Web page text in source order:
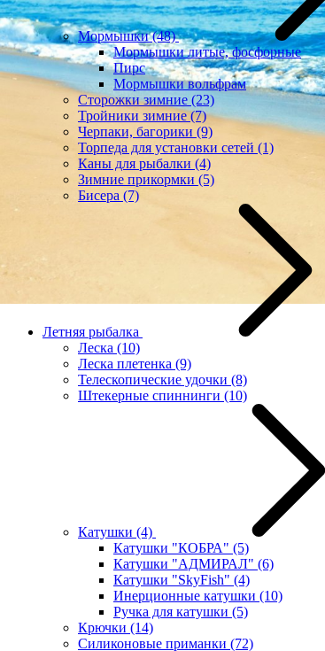
Мормышки(48)
Мормышки литые, фосфорные
Пирс
Мормышки вольфрам
Сторожки зимние (23)
Тройники зимние(7)
Черпаки, багорики (9)
Торпеда для установки сетей (1)
Каны для рыбалки (4)
Зимние прикормки (5)
Бисера (7)
Летняя рыбалка
Леска (10)
Леска плетенка (9)
Телескопические удочки (8)
Штекерные спиннинги (10)
Катушки (4)
Катушки "КОБРА" (5)
Катушки "АДМИРАЛ" (6)
Катушки "SkyFish" (4)
Инерционные катушки (10)
Ручка для катушки (5)
Крючки (14)
Силиконовые приманки (72)